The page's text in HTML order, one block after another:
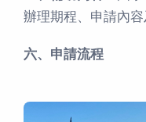
辦理期程、申請內容
六、申請流程